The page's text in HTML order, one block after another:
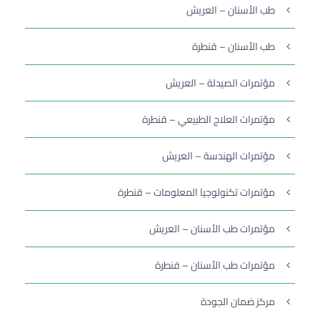
طب الأسنان – العريش
طب الأسنان – قنطرة
مؤتمرات الصيدلة – العريش
مؤتمرات العلاج الطبيعي – قنطرة
مؤتمرات الهندسة – العريش
مؤتمرات تكنولوجيا المعلومات – قنطرة
مؤتمرات طب الأسنان – العريش
مؤتمرات طب الأسنان – قنطرة
مركز ضمان الجودة